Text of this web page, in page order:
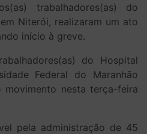
trabalhadores(as) do
Niterói, realizaram um ato
início à greve.
do Hospital
Federal do Maranhão
movimento nesta terça-feira
pela administração de 45